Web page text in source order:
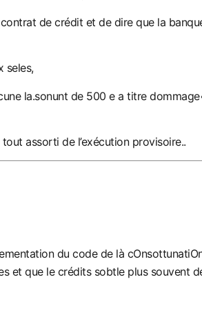
de crédit et de dire que la
seles,
la.sonunt de 500 e a titre
assorti de l’exécution provisoire..
du code de là
et que le crédits sobtle plus souvent